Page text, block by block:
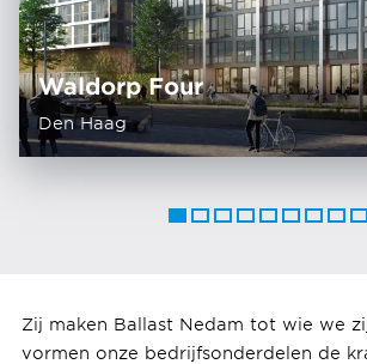
Waldorp Four
Den Haag
Zij maken Ballast Nedam tot wie we
vormen onze bedrijfsonderdelen de